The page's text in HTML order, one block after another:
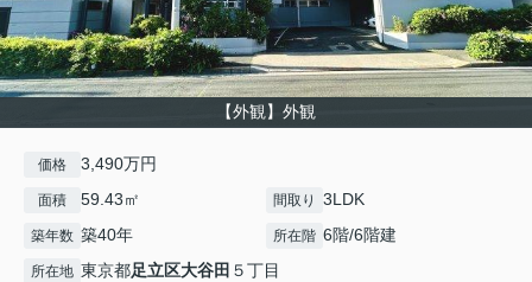
【外観】外観
価格 3,490万円
面積 59.43㎡ 間取り 3LDK
築年数 築40年 所在階 6階/6階建
所在地 東京都足立区大谷田 ５丁目